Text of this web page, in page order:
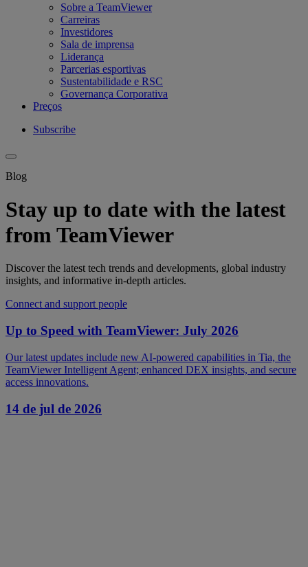
Sobre a TeamViewer
Carreiras
Investidores
Sala de imprensa
Liderança
Parcerias esportivas
Sustentabilidade e RSC
Governança Corporativa
Preços
Subscribe
Blog
Stay up to date with the latest
from TeamViewer
Discover the latest tech trends and developments, global industry
insights, and informative in-depth articles.
Connect and support people
Up to Speed with TeamViewer: July 2026
Our latest updates include new AI-powered capabilities in Tia, the
TeamViewer Intelligent Agent; enhanced DEX insights, and secure
access innovations.
14 de jul de 2026